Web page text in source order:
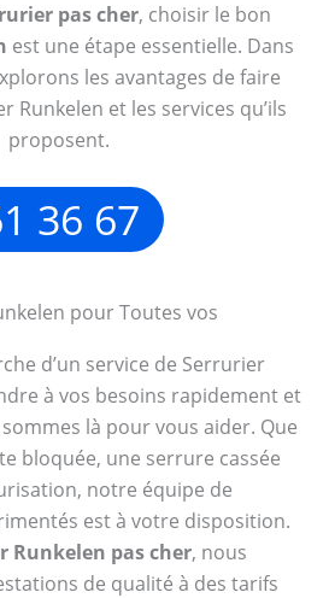
pas cher, choisir le bon
est une étape essentielle. Dans
les avantages de faire
Runkelen et les services qu’ils
proposent.
36 67
pour Toutes vos
d’un service de Serrurier
à vos besoins rapidement et
là pour vous aider. Que
bloquée, une serrure cassée
notre équipe de
est à votre disposition.
Runkelen pas cher, nous
de qualité à des tarifs